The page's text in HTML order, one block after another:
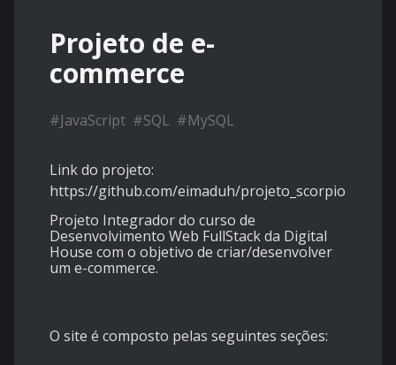
Projeto de e-
commerce
#JavaScript #SQL #MySQL
Link do projeto:
https://github.com/eimaduh/projeto_scorpion.git
Projeto Integrador do curso de
Desenvolvimento Web FullStack da Digital
House com o objetivo de criar/desenvolver
um e-commerce.
O site é composto pelas seguintes seções: